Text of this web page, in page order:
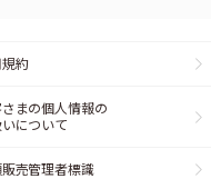
約
さまの個人情報の
について
売管理者標識